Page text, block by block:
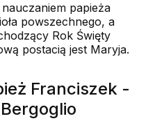
papieża
powszechnego, a
Rok Święty
postacią jest Maryja.
Franciszek -